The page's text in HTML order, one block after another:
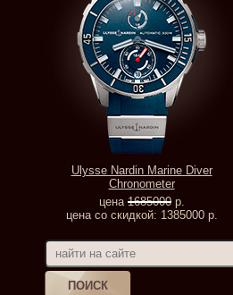
Ulysse Nardin Marine Diver
Chronometer
цена 1685000р.
цена со скидкой: 1385000 р.